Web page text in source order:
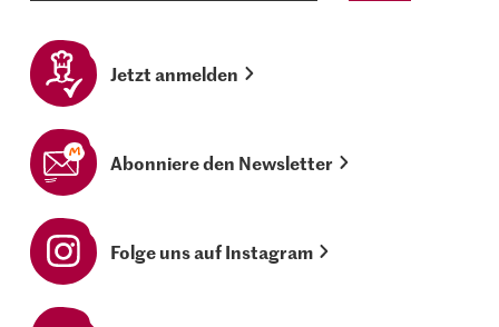
Jetzt anmelden
Abonniere den Newsletter
Folge uns auf Instagram